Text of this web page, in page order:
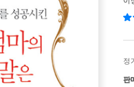
정
판